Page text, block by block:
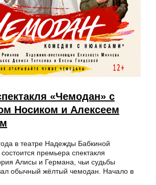
«Чемодан» с
Носиком и Алексеем
в театре Надежды Бабкиной
премьера спектакля
Алисы и Германа, чьи судьбы
обычный жёлтый чемодан. Начало в